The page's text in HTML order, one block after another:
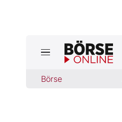
Börse
Börse